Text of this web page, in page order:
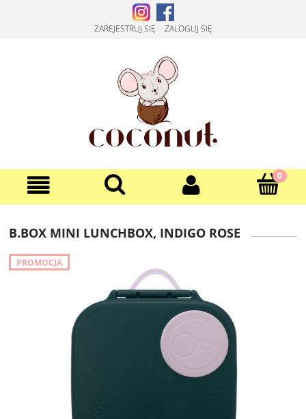
ZAREJESTRUJ SIĘ ZALOGUJ SIĘ
B.BOX MINI LUNCHBOX, INDIGO ROSE
PROMOCJA